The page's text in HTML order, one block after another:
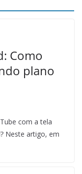
Como
plano
com a tela
Neste artigo, em